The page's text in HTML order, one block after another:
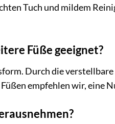
Tuch und mildem
Füße geeignet?
Durch die
empfehlen wir, eine